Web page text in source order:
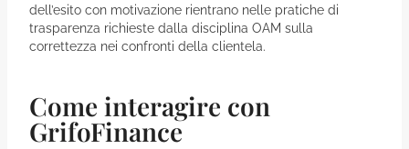
dell’esito con motivazione rientrano nelle pratiche di
trasparenza richieste dalla disciplina OAM sulla
correttezza nei confronti della clientela.
Come interagire con
GrifoFinance